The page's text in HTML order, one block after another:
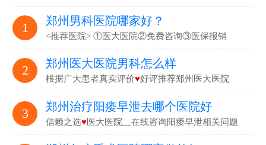
1 郑州男科医院哪家好？
<推荐医院> ①医大医院②免费咨询③医保报销
2 郑州医大医院男科怎么样
根据广大患者真实评价♥好评推荐郑州医大医院
3 郑州治疗阳痿早泄去哪个医院好
信赖之选♥医大医院▁在线咨询阳痿早泄相关问题